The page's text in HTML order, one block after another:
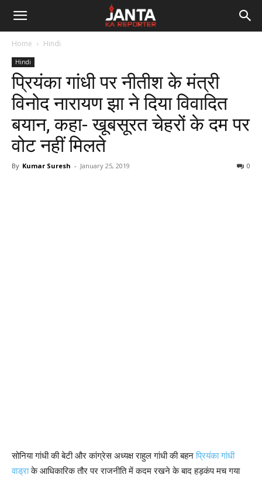
Janta
Reporter
Home Hindi
Hindi
प्रियंका गांधी पर नीतीश के मंत्री
विनोद नारायण झा ने दिया विवादित
बयान, कहा- खूबसूरत चेहरों के दम पर
वोट नहीं मिलते
By Kumar Suresh - January 25, 2019 0
सोनिया गांधी की बेटी और कांग्रेस अध्यक्ष राहुल गांधी की बहनप्रियंका गांधी
वाड्राके आधिकारिक तौर पर राजनीति में कदम रखने के बाद हड़कंप मच गया